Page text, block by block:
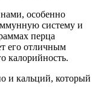
особенно
систему и
перца
его отличным
калорийность.
и кальций, который